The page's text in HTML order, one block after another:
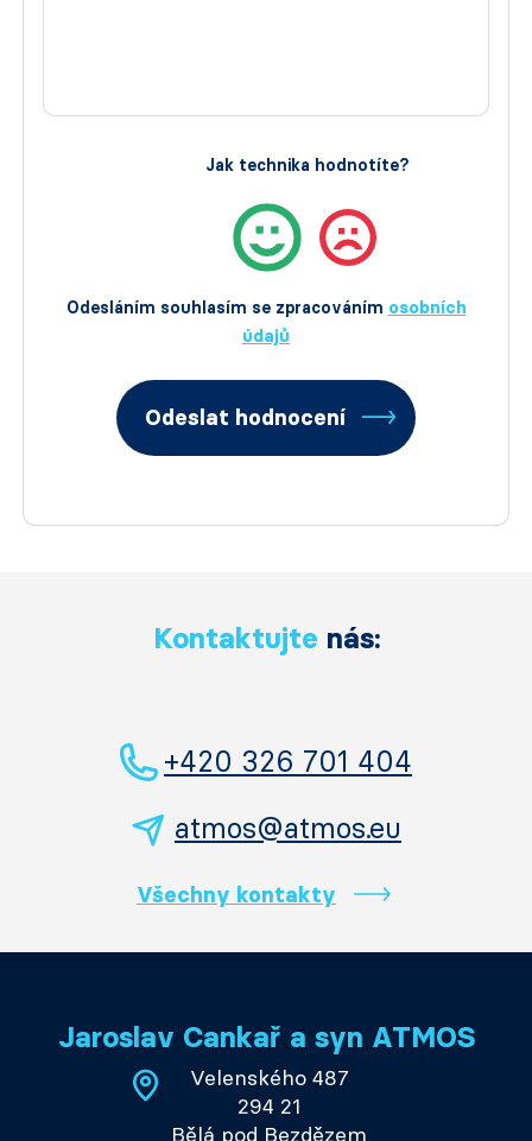
Odesláním souhlasím se zpracováním osobních
údajů
Jak technika hodnotíte?
Odeslat hodnocení
Kontaktujte nás:
+420 326 701 404
atmos@atmos.eu
Všechny kontakty
Jaroslav Cankař a syn ATMOS
Velenského 487
294 21
Bělá pod Bezdězem